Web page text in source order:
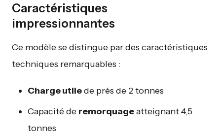
Caractéristiques
impressionnantes
Ce modèle se distingue par des caractéristiques
techniques remarquables :
Charge utilede près de 2 tonnes
Capacité de remorquageatteignant 4,5
tonnes